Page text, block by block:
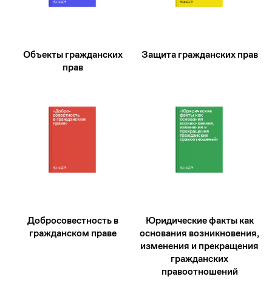
Объекты гражданских
прав
Защита гражданских прав
Добросовестность в
гражданском праве
Юридические факты как
основания возникновения,
изменения и прекращения
гражданских
правоотношений
Отправить запрос